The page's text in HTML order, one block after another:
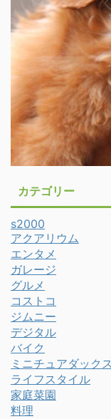
カテゴリー
s2000
アクアリウム
エンタメ
ガレージ
グルメ
コストコ
ジムニー
デジタル
バイク
ミニチュアダックス
ライフスタイル
家庭菜園
料理